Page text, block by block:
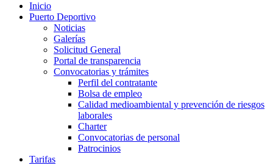
Inicio
Puerto Deportivo
Noticias
Galerías
Solicitud General
Portal de transparencia
Convocatorias y trámites
Perfil del contratante
Bolsa de empleo
Calidad medioambiental y prevención de riesgos
laborales
Charter
Convocatorias de personal
Patrocinios
Tarifas